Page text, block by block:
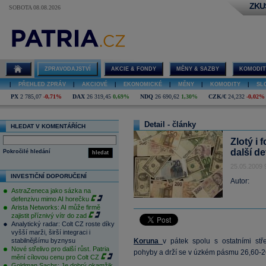
SOBOTA 08.08.2026
ZPRAVODAJSTVÍ AKCIE & FONDY MĚNY & SAZBY
PŘEHLED ZPRÁV AKCIOVÉ EKONOMICKÉ MĚNY KOMODITY
PX 2 785,07 -0,71% DAX 26 319,45 0,69% NDQ 26 690,62 1,30% CZK/€ 24,232 -0,02%
HLEDAT V KOMENTÁŘÍCH
hledat
Pokročilé hledání
INVESTIČNÍ DOPORUČENÍ
AstraZeneca jako sázka na
defenzivu mimo AI horečku
Arista Networks: AI může firmě
zajistit příznivý vítr do zad
Analytický radar: Colt CZ roste díky
vyšší marži, širší integraci i
stabilnějšímu byznysu
Nové střelivo pro další růst. Patria
mění cílovou cenu pro Colt CZ
Detail - články
Zlotý i
další
25.05.2009
Autor:
Koruna v pátek spolu s ostatními
pohyby a drží se v úzkém pásmu 26,60-